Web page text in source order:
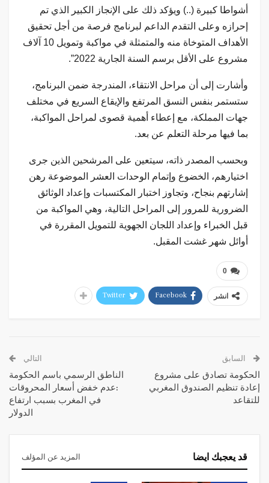
أشواطا كبيرة (..) ويؤكد ذلك على الإنجاز الكبير الذي تم
إحرازه وعلى التقدم الداعم لبرنامج فرصة من أجل تحقيق
الأهداف المتوخاة منه والمتمثلة في مواكبة وتمويل 10 آلاف
مشروع على الأقل برسم السنة الجارية 2022”.
وأشارت إلى أن مراحل الانتقاء، المندرجة ضمن البرنامج،
ستستمر بنفس النسق المرتفع والإيقاع السريع في مختلف
جهات المملكة، مع إعطاء أهمية قصوى لمراحل المواكبة،
بما فيها مرحلة التعلم عن بعد.
وبحسب المصدر ذاته، سيتعين على المرشحين الذين جرى
اختيارهم، الخضوع وإتمام الوحدات العشر الموضوعة رهن
إشارتهم بنجاح، وتجاوز اختبار المكتسبات وإعداد الوثائق
الضرورية للمرور إلى المراحل التالية، وهي المواكبة من
قبل الخبراء وإعداد اللجان الجهوية للتمويل المقررة في
أوائل شهر غشت المقبل.
0
انشر Facebook
Twitter
السابق
الحكومة تصادق على مشروع
إعادة تنظيم الصندوق المغربي
للتقاعد
التالي
الناطق الرسمي باسم الحكومة
:عدم خفض أسعار المحروقات
في المغرب بسبب ارتفاع
الدولار
قد يعجبك ايضا المزيد عن المؤلف